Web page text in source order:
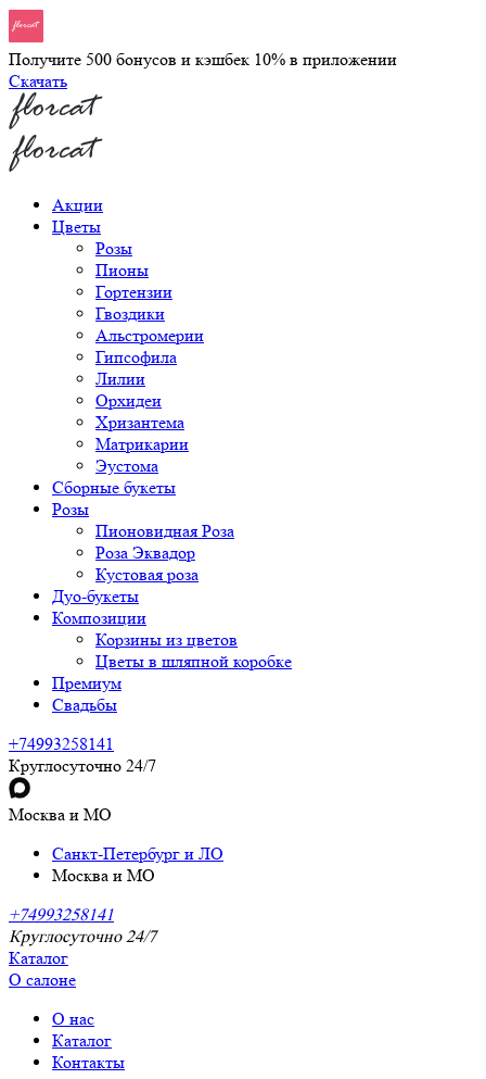
Получите 500 бонусов и кэшбек 10% в приложении
Скачать
Акции
Цветы
Розы
Пионы
Гортензии
Гвоздики
Альстромерии
Гипсофила
Лилии
Орхидеи
Хризантема
Матрикарии
Эустома
Сборные букеты
Розы
Пионовидная Роза
Роза Эквадор
Кустовая роза
Дуо-букеты
Композиции
Корзины из цветов
Цветы в шляпной коробке
Премиум
Свадьбы
+74993258141
Круглосуточно 24/7
Москва и МО
Санкт-Петербург и ЛО
Москва и МО
+74993258141
Круглосуточно 24/7
Каталог
О салоне
О нас
Каталог
Контакты